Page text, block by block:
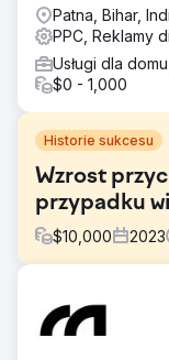
Patna, Bihar,
PPC, Reklamy
Usługi dla
$0 - 1,000
Historie sukcesu
Wzrost
przypadku
$10,000 2023
Strona
do kawy i